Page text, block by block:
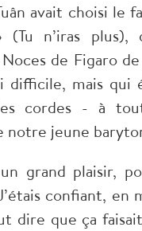
avait choisi le
(Tu n’iras
de Figaro
difficile, mais qui
cordes - à
notre jeune
grand plaisir,
confiant, en
dire que ça